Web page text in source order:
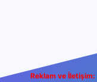
Reklam ve İletişim: